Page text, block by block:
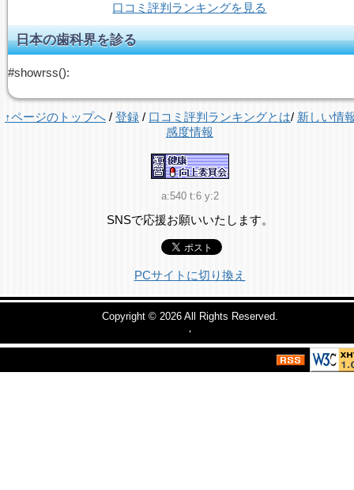
口コミ評判ランキングを見る
日本の歯科界を診る
#showrss():
↑ページのトップへ / 登録 / 口コミ評判ランキングとは/ 新しい情
感度情報
a:540 t:6 y:2
SNSで応援お願いいたします。
PCサイトに切り換え
Copyright © 2026 All Rights Reserved.
，